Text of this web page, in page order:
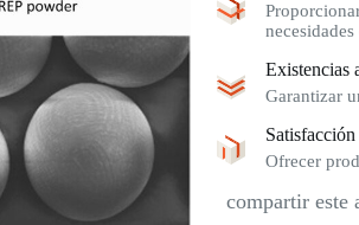
Existencias
Garantizar
Ofrecer
compartir este